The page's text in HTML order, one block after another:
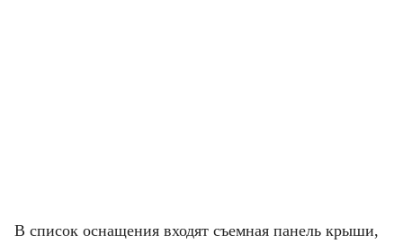
В список оснащения входят съемная панель крыши,